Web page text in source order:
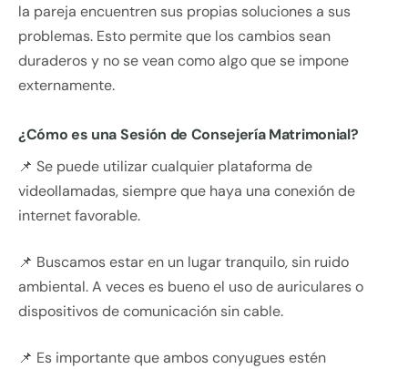
la pareja encuentren sus propias soluciones a sus
problemas. Esto permite que los cambios sean
duraderos y no se vean como algo que se impone
externamente.
¿Cómo es una Sesión de Consejería Matrimonial?
📌 Se puede utilizar cualquier plataforma de
videollamadas, siempre que haya una conexión de
internet favorable.
📌 Buscamos estar en un lugar tranquilo, sin ruido
ambiental. A veces es bueno el uso de auriculares o
dispositivos de comunicación sin cable.
📌 Es importante que ambos conyugues estén